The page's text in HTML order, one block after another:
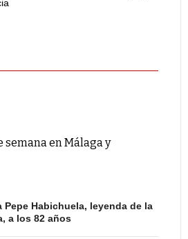
semana en Málaga y
Pepe Habichuela, leyenda de la
a los 82 años